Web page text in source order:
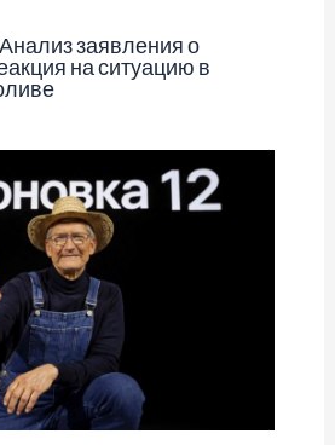
заявления о
на ситуацию в